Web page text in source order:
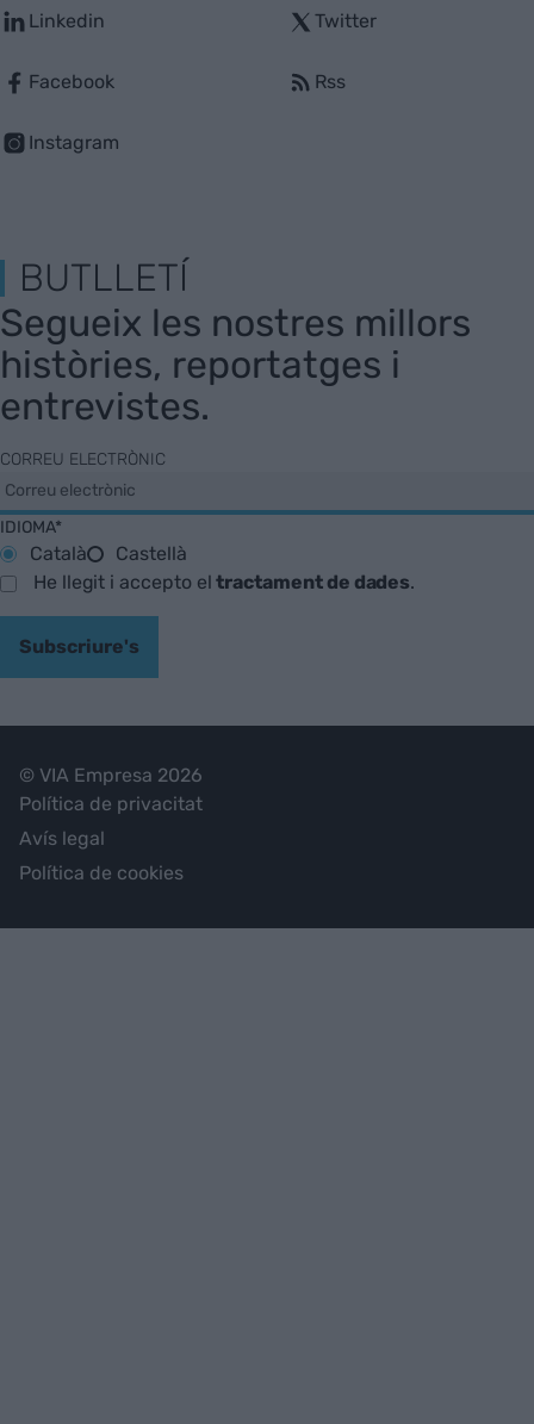
Linkedin
Facebook
Instagram
Twitter
Rss
BUTLLETÍ
Segueix les nostres millors
històries, reportatges i
entrevistes.
CORREU ELECTRÒNIC
IDIOMA*
Català
Castellà
He llegit i accepto eltractament de dades.
Subscriure's
© VIA Empresa 2026
Política de privacitat
Avís legal
Política de cookies